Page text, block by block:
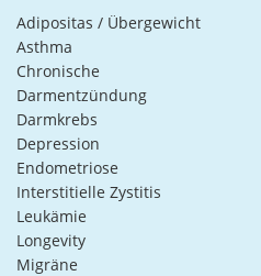
Adipositas / Übergewicht
Asthma
Chronische
Darmentzündung
Darmkrebs
Depression
Endometriose
Interstitielle Zystitis
Leukämie
Longevity
Migräne